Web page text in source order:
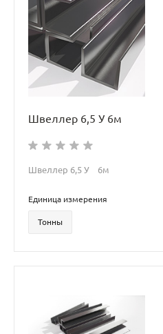
Швеллер 6,5 У 6м
Швеллер 6,5 У 6м
Единица измерения
Тонны